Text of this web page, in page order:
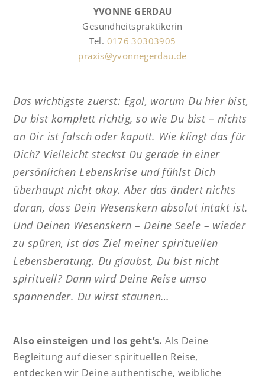
YVONNE GERDAU
Gesundheitspraktikerin
Tel. 0176 30303905
praxis@yvonnegerdau.de
Das wichtigste zuerst: Egal, warum Du hier bist,
Du bist komplett richtig, so wie Du bist – nichts
an Dir ist falsch oder kaputt. Wie klingt das für
Dich? Vielleicht steckst Du gerade in einer
persönlichen Lebenskrise und fühlst Dich
überhaupt nicht okay. Aber das ändert nichts
daran, dass Dein Wesenskern absolut intakt ist.
Und Deinen Wesenskern – Deine Seele – wieder
zu spüren, ist das Ziel meiner spirituellen
Lebensberatung. Du glaubst, Du bist nicht
spirituell? Dann wird Deine Reise umso
spannender. Du wirst staunen…
Also einsteigen und los geht’s. Als Deine
Begleitung auf dieser spirituellen Reise,
entdecken wir Deine authentische, weibliche